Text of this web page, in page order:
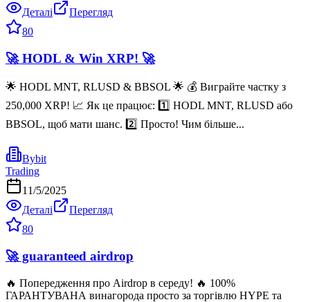
Деталі
Перегляд
80
🚀 HODL & Win XRP! 🚀
🌟 HODL MNT, RLUSD & BBSOL 🌟 💰 Виграйте частку з
250,000 XRP! 📈 Як це працює: 1️⃣ HODL MNT, RLUSD або
BBSOL, щоб мати шанс. 2️⃣ Просто! Чим більше...
Bybit
Trading
11/5/2025
Деталі
Перегляд
80
🚀 guaranteed airdrop
🔥 Попередження про Airdrop в середу! 🔥 100%
ГАРАНТУВАНА винагорода просто за торгівлю HYPE та